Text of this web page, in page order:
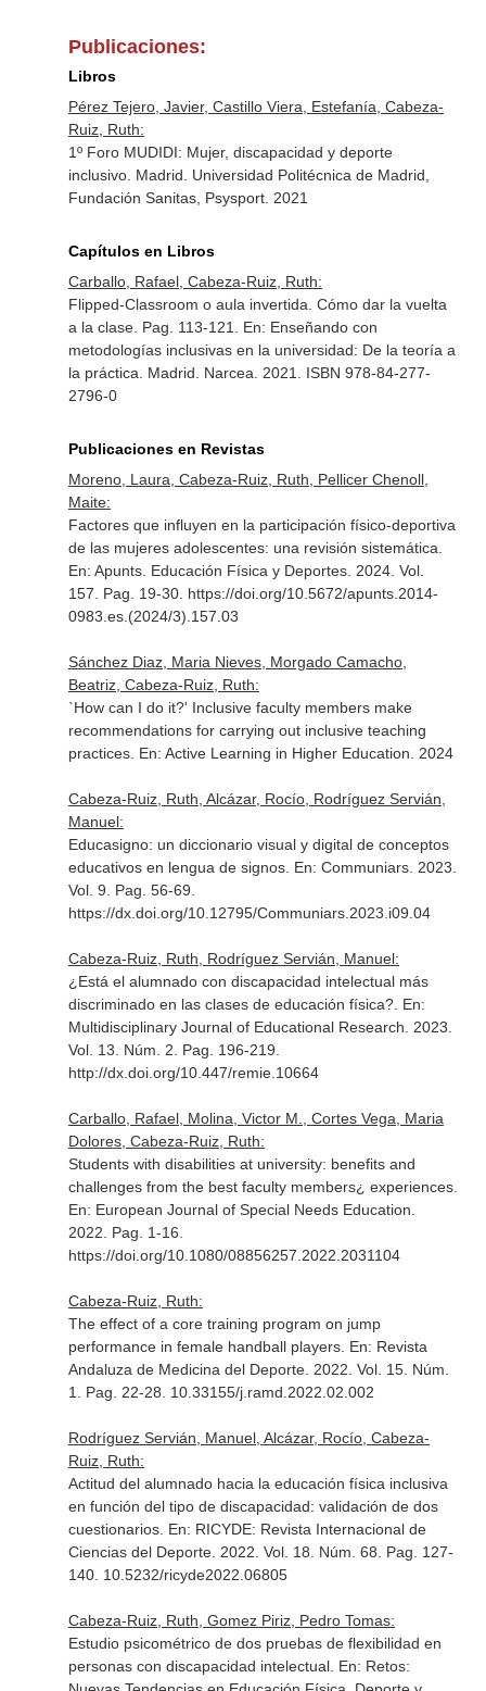
Publicaciones:
Libros
Pérez Tejero, Javier, Castillo Viera, Estefanía, Cabeza-
Ruiz, Ruth:
1º Foro MUDIDI: Mujer, discapacidad y deporte
inclusivo. Madrid. Universidad Politécnica de Madrid,
Fundación Sanitas, Psysport. 2021
Capítulos en Libros
Carballo, Rafael, Cabeza-Ruiz, Ruth:
Flipped-Classroom o aula invertida. Cómo dar la vuelta
a la clase. Pag. 113-121. En: Enseñando con
metodologías inclusivas en la universidad: De la teoría a
la práctica . Madrid. Narcea. 2021. ISBN 978-84-277-
2796-0
Publicaciones en Revistas
Moreno, Laura, Cabeza-Ruiz, Ruth, Pellicer Chenoll,
Maite:
Factores que influyen en la participación físico-deportiva
de las mujeres adolescentes: una revisión sistemática.
En: Apunts. Educación Física y Deportes. 2024. Vol.
157. Pag. 19-30. https://doi.org/10.5672/apunts.2014-
0983.es.(2024/3).157.03
Sánchez Diaz, Maria Nieves, Morgado Camacho,
Beatriz, Cabeza-Ruiz, Ruth:
`How can I do it?' Inclusive faculty members make
recommendations for carrying out inclusive teaching
practices. En: Active Learning in Higher Education . 2024
Cabeza-Ruiz, Ruth, Alcázar, Rocío, Rodríguez Servián,
Manuel:
Educasigno: un diccionario visual y digital de conceptos
educativos en lengua de signos. En: Communiars. 2023.
Vol. 9. Pag. 56-69.
https://dx.doi.org/10.12795/Communiars.2023.i09.04
Cabeza-Ruiz, Ruth, Rodríguez Servián, Manuel:
¿Está el alumnado con discapacidad intelectual más
discriminado en las clases de educación física?. En:
Multidisciplinary Journal of Educational Research . 2023.
Vol. 13. Núm. 2. Pag. 196-219.
http://dx.doi.org/10.447/remie.10664
Carballo, Rafael, Molina, Victor M., Cortes Vega, Maria
Dolores, Cabeza-Ruiz, Ruth:
Students with disabilities at university: benefits and
challenges from the best faculty members¿ experiences.
En: European Journal of Special Needs Education
2022. Pag. 1-16.
https://doi.org/10.1080/08856257.2022.2031104
Cabeza-Ruiz, Ruth:
The effect of a core training program on jump
performance in female handball players. En: Revista
Andaluza de Medicina del Deporte. 2022. Vol. 15. Núm.
1. Pag. 22-28. 10.33155/j.ramd.2022.02.002
Rodríguez Servián, Manuel, Alcázar, Rocío, Cabeza-
Ruiz, Ruth:
Actitud del alumnado hacia la educación física inclusiva
en función del tipo de discapacidad: validación de dos
cuestionarios. En: RICYDE: Revista Internacional de
Ciencias del Deporte. 2022. Vol. 18. Núm. 68. Pag. 127-
140. 10.5232/ricyde2022.06805
Cabeza-Ruiz, Ruth, Gomez Piriz, Pedro Tomas:
Estudio psicométrico de dos pruebas de flexibilidad en
personas con discapacidad intelectual. En: Retos: